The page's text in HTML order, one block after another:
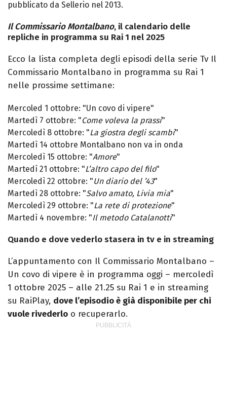
pubblicato da Sellerio nel 2013.
Il Commissario Montalbano, il calendario delle
repliche in programma su Rai 1 nel 2025
Ecco la lista completa degli episodi della serie Tv Il
Commissario Montalbano in programma su Rai 1
nelle prossime settimane:
Mercoled 1 ottobre: "Un covo di vipere"
Martedì 7 ottobre: "Come voleva la prassi"
Mercoledì 8 ottobre: "La giostra degli scambi"
Martedì 14 ottobre Montalbano non va in onda
Mercoledì 15 ottobre: "Amore"
Martedì 21 ottobre: "L’altro capo del filo"
Mercoledì 22 ottobre: "Un diario del ’43"
Martedì 28 ottobre: "Salvo amato, Livia mia"
Mercoledì 29 ottobre: "La rete di protezione"
Martedì 4 novembre: "Il metodo Catalanotti"
Quando e dove vederlo stasera in tv e in streaming
L’appuntamento con Il Commissario Montalbano –
Un covo di vipere è in programma oggi – mercoledì
1 ottobre 2025 – alle 21.25 su Rai 1 e in streaming
su RaiPlay, dove l’episodio è già disponibile per chi
vuole rivederlo o recuperarlo.